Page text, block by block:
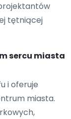
tętniącej
sercu miasta
i oferuje
miasta.